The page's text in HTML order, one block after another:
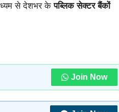
से देशभर केपब्लिक सेक्टर बैंकों
Join Now